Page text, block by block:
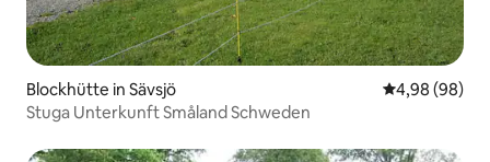
Blockhütte in Sävsjö
4,98 (98)
Stuga Unterkunft Småland Schweden